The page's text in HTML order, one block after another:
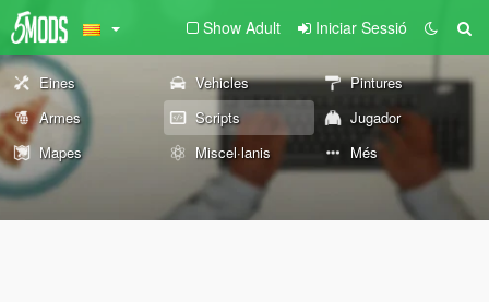
Show Adult Iniciar Sessió
Eines Vehicles
Pintures
Armes
Scripts
Jugador
Mapes
Miscel·lanis Més